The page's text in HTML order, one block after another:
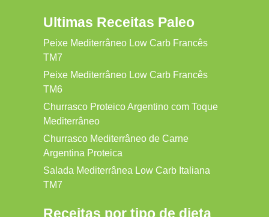
Ultimas Receitas Paleo
Peixe Mediterrâneo Low Carb Francês
TM7
Peixe Mediterrâneo Low Carb Francês
TM6
Churrasco Proteico Argentino com Toque
Mediterrâneo
Churrasco Mediterrâneo de Carne
Argentina Proteica
Salada Mediterrânea Low Carb Italiana
TM7
Receitas por tipo de dieta